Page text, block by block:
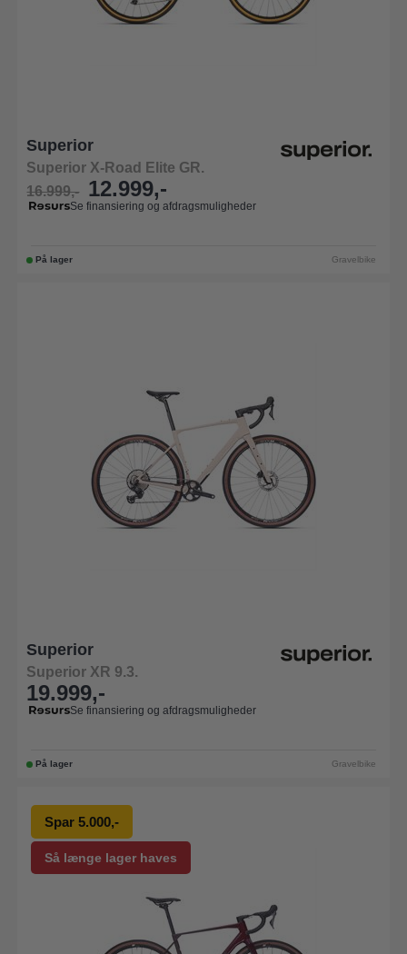
Superior
Superior X-Road Elite GR.
16.999,-
12.999,-
Se finansiering og afdragsmuligheder
På lager Gravelbike
Superior
Superior XR 9.3.
19.999,-
Se finansiering og afdragsmuligheder
På lager Gravelbike
Så længe lager haves
Spar 5.000,-